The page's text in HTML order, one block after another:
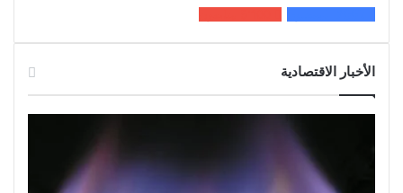
الأخبار الاقتصادية